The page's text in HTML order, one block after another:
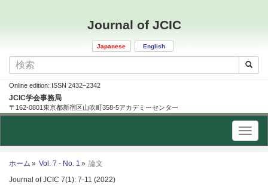
Journal of JCIC
Japanese English
Online edition: ISSN 2432–2342
JCIC学会事務局
〒162-0801東京都新宿区山吹町358-5アカデミーセンター
ホーム Vol. 7 - No. 1
論文
Journal of JCIC 7(1): 7-11 (2022)